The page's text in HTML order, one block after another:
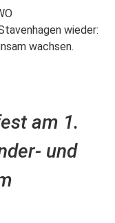
wieder:
wachsen.
am 1.
und